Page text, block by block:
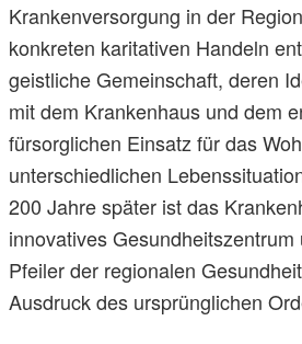
Krankenversorgung in der
konkreten karitativen Handeln
geistliche Gemeinschaft, deren
mit dem Krankenhaus und dem
fürsorglichen Einsatz für das
unterschiedlichen
200 Jahre später ist das
innovatives
Pfeiler der regionalen
Ausdruck des ursprünglichen